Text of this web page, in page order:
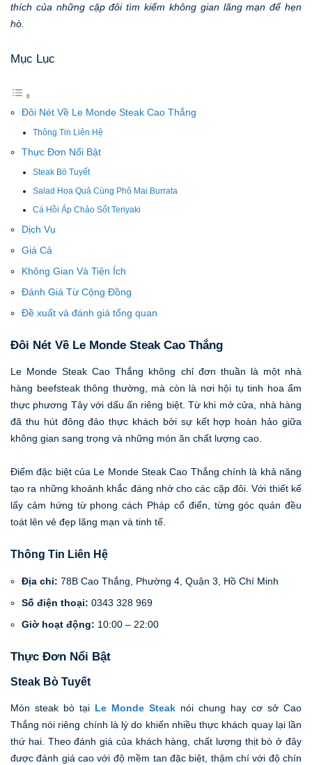
thích của những cặp đôi tìm kiếm không gian lãng mạn để hẹn
hò.
Mục Lục
Đôi Nét Về Le Monde Steak Cao Thắng
Thông Tin Liên Hệ
Thực Đơn Nổi Bật
Steak Bò Tuyết
Salad Hoa Quả Cùng Phô Mai Burrata
Cá Hồi Áp Chảo Sốt Teriyaki
Dịch Vụ
Giá Cả
Không Gian Và Tiện Ích
Đánh Giá Từ Cộng Đồng
Đề xuất và đánh giá tổng quan
Đôi Nét Về Le Monde Steak Cao Thắng
Le Monde Steak Cao Thắng không chỉ đơn thuần là một nhà
hàng beefsteak thông thường, mà còn là nơi hội tụ tinh hoa ẩm
thực phương Tây với dấu ấn riêng biệt. Từ khi mở cửa, nhà hàng
đã thu hút đông đảo thực khách bởi sự kết hợp hoàn hảo giữa
không gian sang trọng và những món ăn chất lượng cao.
Điểm đặc biệt của Le Monde Steak Cao Thắng chính là khả năng
tạo ra những khoảnh khắc đáng nhớ cho các cặp đôi. Với thiết kế
lấy cảm hứng từ phong cách Pháp cổ điển, từng góc quán đều
toát lên vẻ đẹp lãng mạn và tinh tế.
Thông Tin Liên Hệ
Địa chỉ: 78B Cao Thắng, Phường 4, Quận 3, Hồ Chí Minh
Số điện thoại: 0343 328 969
Giờ hoạt động: 10:00 – 22:00
Thực Đơn Nổi Bật
Steak Bò Tuyết
Món steak bò tại Le Monde Steak nói chung hay cơ sở Cao
Thắng nói riêng chính là lý do khiến nhiều thực khách quay lại lần
thứ hai. Theo đánh giá của khách hàng, chất lượng thịt bò ở đây
được đánh giá cao với độ mềm tan đặc biệt, thậm chí với độ chín